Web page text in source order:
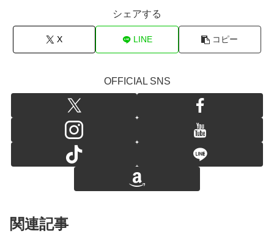
シェアする
X LINE コピー
OFFICIAL SNS
関連記事